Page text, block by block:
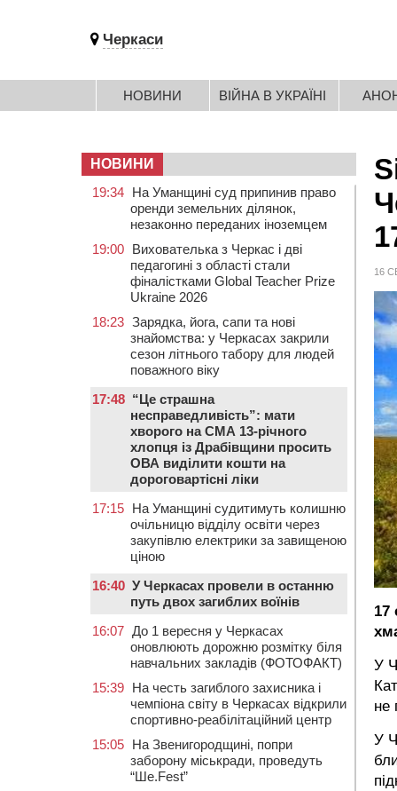
Черкаси
НОВИНИ ВІЙНА В УКРАЇНІ
16
17
У
не
У
НОВИНИ
19:34 На Уманщині суд припинив право
оренди земельних ділянок,
незаконно переданих іноземцем
19:00 Вихователька з Черкас і дві
педагогині з області стали
фіналістками Global Teacher Prize
Ukraine 2026
18:23 Зарядка, йога, сапи та нові
знайомства: у Черкасах закрили
сезон літнього табору для людей
поважного віку
17:48 “Це страшна
несправедливість”: мати
хворого на СМА 13-річного
хлопця із Драбівщини просить
ОВА виділити кошти на
дороговартісні ліки
17:15 На Уманщині судитимуть колишню
очільницю відділу освіти через
закупівлю електрики за завищеною
ціною
16:40 У Черкасах провели в останню
путь двох загиблих воїнів
16:07 До 1 вересня у Черкасах
оновлюють дорожню розмітку біля
навчальних закладів (ФОТОФАКТ)
15:39 На честь загиблого захисника і
чемпіона світу в Черкасах відкрили
спортивно-реабілітаційний центр
15:05 На Звенигородщині, попри
заборону міськради, проведуть
“Ше.Fest”